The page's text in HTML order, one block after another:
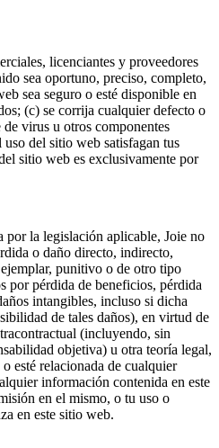
licenciantes y proveedores
sea oportuno, preciso, completo,
sea seguro o esté disponible en
(c) se corrija cualquier defecto o
virus u otros componentes
del sitio web satisfagan tus
sitio web es exclusivamente por
por la legislación aplicable, Joie no
o daño directo, indirecto,
punitivo o de otro tipo
por pérdida de beneficios, pérdida
intangibles, incluso si dicha
de tales daños), en virtud de
(incluyendo, sin
objetiva) u otra teoría legal,
esté relacionada de cualquier
información contenida en este
en el mismo, o tu uso o
en este sitio web.